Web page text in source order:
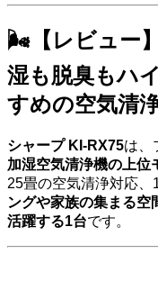
🌬【レビュー
湿も脱臭もハ
すめの空気清
シャープ KI-RX75は、
加湿空気清浄機の上位
25畳の空気清浄対応、
ングや家族の集まる空
活躍する1台です。